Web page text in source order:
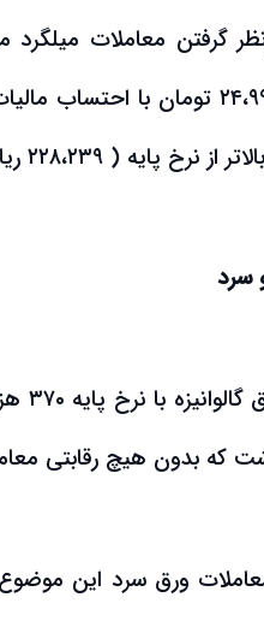
گرفتن معاملات میلگرد
سرد
معاملات ورق سرد این